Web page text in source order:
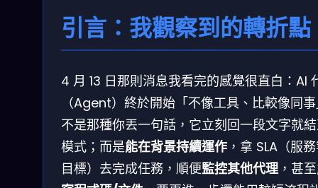
引言：我觀察到的轉折點
4 月 13 日那則消息我看完的感覺很直白：AI
（Agent）終於開始「不像工具、比較像同
不是那種你丟一句話，它立刻回一段文字就
模式；而是能在背景持續運作 ，拿 SLA（服
目標）去完成任務，順便監控其他代理，甚